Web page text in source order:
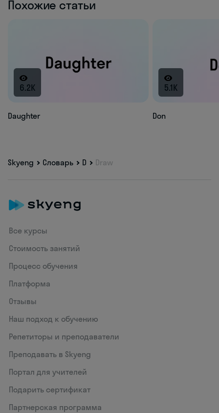
Похожие статьи
6.2K
Daughter
5.1K
Don
Skyeng Словарь D Draw
Все курсы
Стоимость занятий
Процесс обучения
Платформа
Отзывы
Наш подход к обучению
Репетиторы и преподаватели
Преподавать в Skyeng
Портал для учителей
Подарить сертификат
Партнерская программа